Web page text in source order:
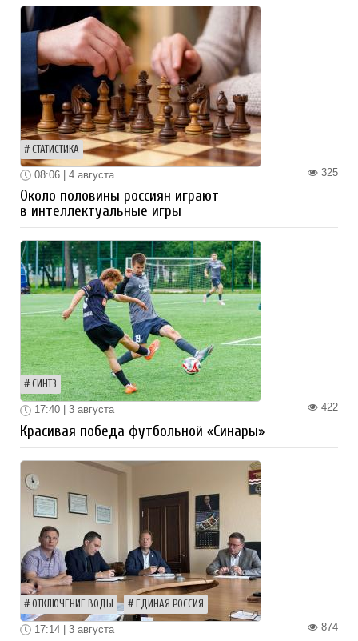
СТАТИСТИКА
325
08:06 | 4 августа
Около половины россиян играют
в интеллектуальные игры
СИНТЗ
422
17:40 | 3 августа
Красивая победа футбольной «Синары»
ОТКЛЮЧЕНИЕ ВОДЫ ЕДИНАЯ РОССИЯ
874
17:14 | 3 августа